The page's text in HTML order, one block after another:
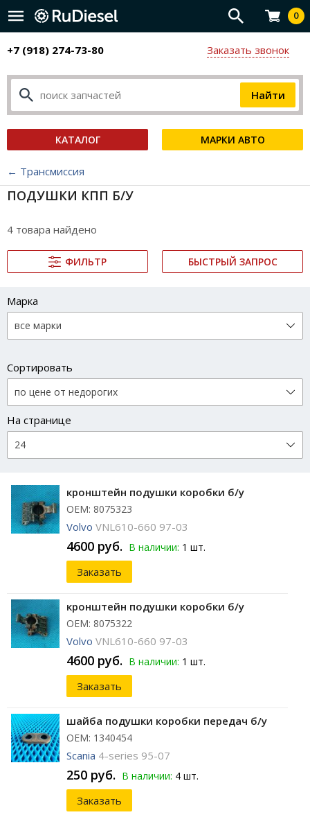
0
+7 (918) 274-73-80 Заказать звонок
КАТАЛОГ МАРКИ АВТО
← Трансмиссия
ПОДУШКИ КПП Б/У
4 товара найдено
ФИЛЬТР БЫСТРЫЙ ЗАПРОС
Марка
Сортировать
На странице
кронштейн подушки коробки б/у
ОЕМ: 8075323
Volvo VNL610-660 97-03
4600 руб. В наличии: 1 шт.
Заказать
кронштейн подушки коробки б/у
ОЕМ: 8075322
Volvo VNL610-660 97-03
4600 руб. В наличии: 1 шт.
Заказать
шайба подушки коробки передач б/у
ОЕМ: 1340454
Scania 4-series 95-07
250 руб. В наличии: 4 шт.
Заказать